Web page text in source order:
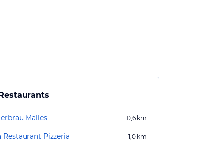
Malles 0,6 km
Restaurant Pizzeria 1,0 km